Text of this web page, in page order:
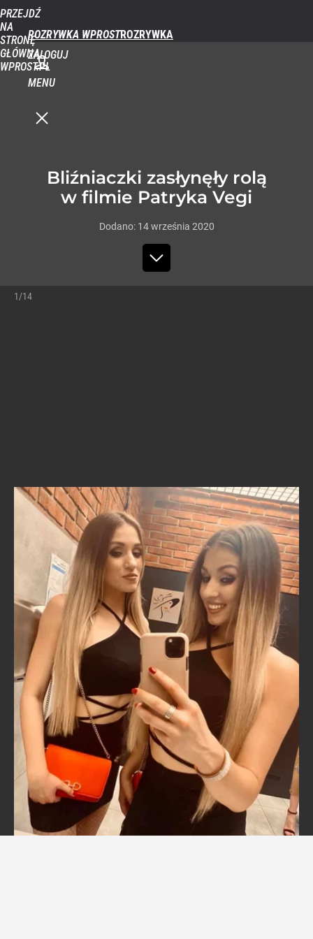
PRZEJDŹ
NA
STRONĘ
GŁÓWNĄ
WPROST.PL
ROZRYWKA WPROST
ZALOGUJ
MENU
Bliźniaczki zasłynęły rolą
w filmie Patryka Vegi
Dodano: 14 września 2020